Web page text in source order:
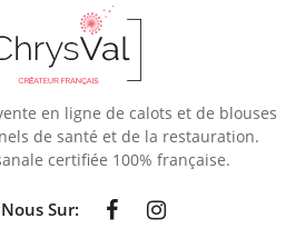
en ligne de calots et de blouses
de santé et de la restauration.
certifiée 100% française.
Sur: